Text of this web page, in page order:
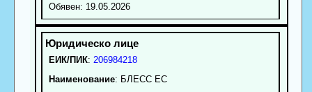
Обявен: 19.05.2026
ЕИК/ПИК: 206984218
Наименование: БЛЕСС ЕС